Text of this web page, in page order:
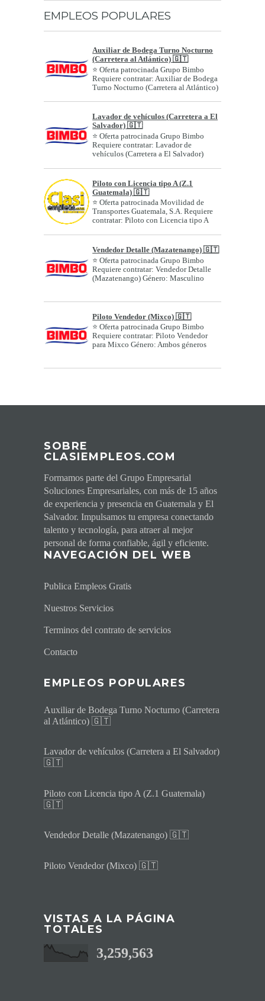
EMPLEOS POPULARES
Auxiliar de Bodega Turno Nocturno
(Carretera al Atlántico) 🇬🇹
⭐ Oferta patrocinada Grupo Bimbo
Requiere contratar: Auxiliar de Bodega
Turno Nocturno (Carretera al Atlántico)
Lavador de vehículos (Carretera a El
Salvador) 🇬🇹
⭐ Oferta patrocinada Grupo Bimbo
Requiere contratar: Lavador de
vehículos (Carretera a El Salvador)
Piloto con Licencia tipo A (Z.1
Guatemala) 🇬🇹
⭐ Oferta patrocinada Movilidad de
Transportes Guatemala, S.A. Requiere
contratar: Piloto con Licencia tipo A
Vendedor Detalle (Mazatenango) 🇬🇹
⭐ Oferta patrocinada Grupo Bimbo
Requiere contratar: Vendedor Detalle
(Mazatenango) Género: Masculino
Piloto Vendedor (Mixco) 🇬🇹
⭐ Oferta patrocinada Grupo Bimbo
Requiere contratar: Piloto Vendedor
para Mixco Género: Ambos géneros
SOBRE
CLASIEMPLEOS.COM
Formamos parte del Grupo Empresarial
Soluciones Empresariales, con más de 15 años
de experiencia y presencia en Guatemala y El
Salvador. Impulsamos tu empresa conectando
talento y tecnología, para atraer al mejor
personal de forma confiable, ágil y eficiente.
NAVEGACIÓN DEL WEB
Publica Empleos Gratis
Nuestros Servicios
Terminos del contrato de servicios
Contacto
EMPLEOS POPULARES
Auxiliar de Bodega Turno Nocturno (Carretera
al Atlántico) 🇬🇹
Lavador de vehículos (Carretera a El Salvador)
🇬🇹
Piloto con Licencia tipo A (Z.1 Guatemala)
🇬🇹
Vendedor Detalle (Mazatenango) 🇬🇹
Piloto Vendedor (Mixco) 🇬🇹
VISTAS A LA PÁGINA
TOTALES
3,259,563